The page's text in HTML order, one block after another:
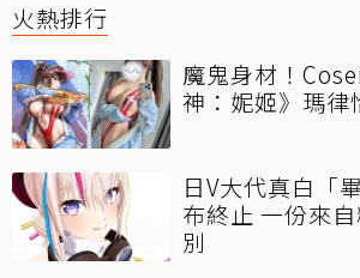
火熱排行
魔鬼身材！
神：妮姬》瑪律
日V大代真白「
布終止 一份來
別